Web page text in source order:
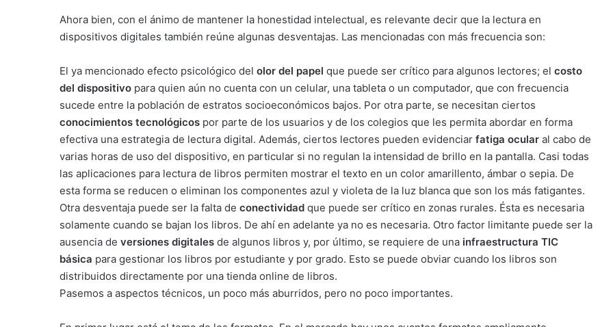
Ahora bien, con el ánimo de mantener la honestidad intelectual, es relevante decir que la lectura en
dispositivos digitales también reúne algunas desventajas. Las mencionadas con más frecuencia son:
El ya mencionado efecto psicológico del olor del papel que puede ser crítico para algunos lectores; el costo
del dispositivo para quien aún no cuenta con un celular, una tableta o un computador, que con frecuencia
sucede entre la población de estratos socioeconómicos bajos. Por otra parte, se necesitan ciertos
conocimientos tecnológicos por parte de los usuarios y de los colegios que les permita abordar en forma
efectiva una estrategia de lectura digital. Además, ciertos lectores pueden evidenciar fatiga ocular al cabo de
varias horas de uso del dispositivo, en particular si no regulan la intensidad de brillo en la pantalla. Casi todas
las aplicaciones para lectura de libros permiten mostrar el texto en un color amarillento, ámbar o sepia. De
esta forma se reducen o eliminan los componentes azul y violeta de la luz blanca que son los más fatigantes.
Otra desventaja puede ser la falta de conectividad que puede ser crítico en zonas rurales. Ésta es necesaria
solamente cuando se bajan los libros. De ahí en adelante ya no es necesaria. Otro factor limitante puede ser la
ausencia de versiones digitales de algunos libros y, por último, se requiere de una infraestructura TIC
básica para gestionar los libros por estudiante y por grado. Esto se puede obviar cuando los libros son
distribuidos directamente por una tienda online de libros.
Pasemos a aspectos técnicos, un poco más aburridos, pero no poco importantes.